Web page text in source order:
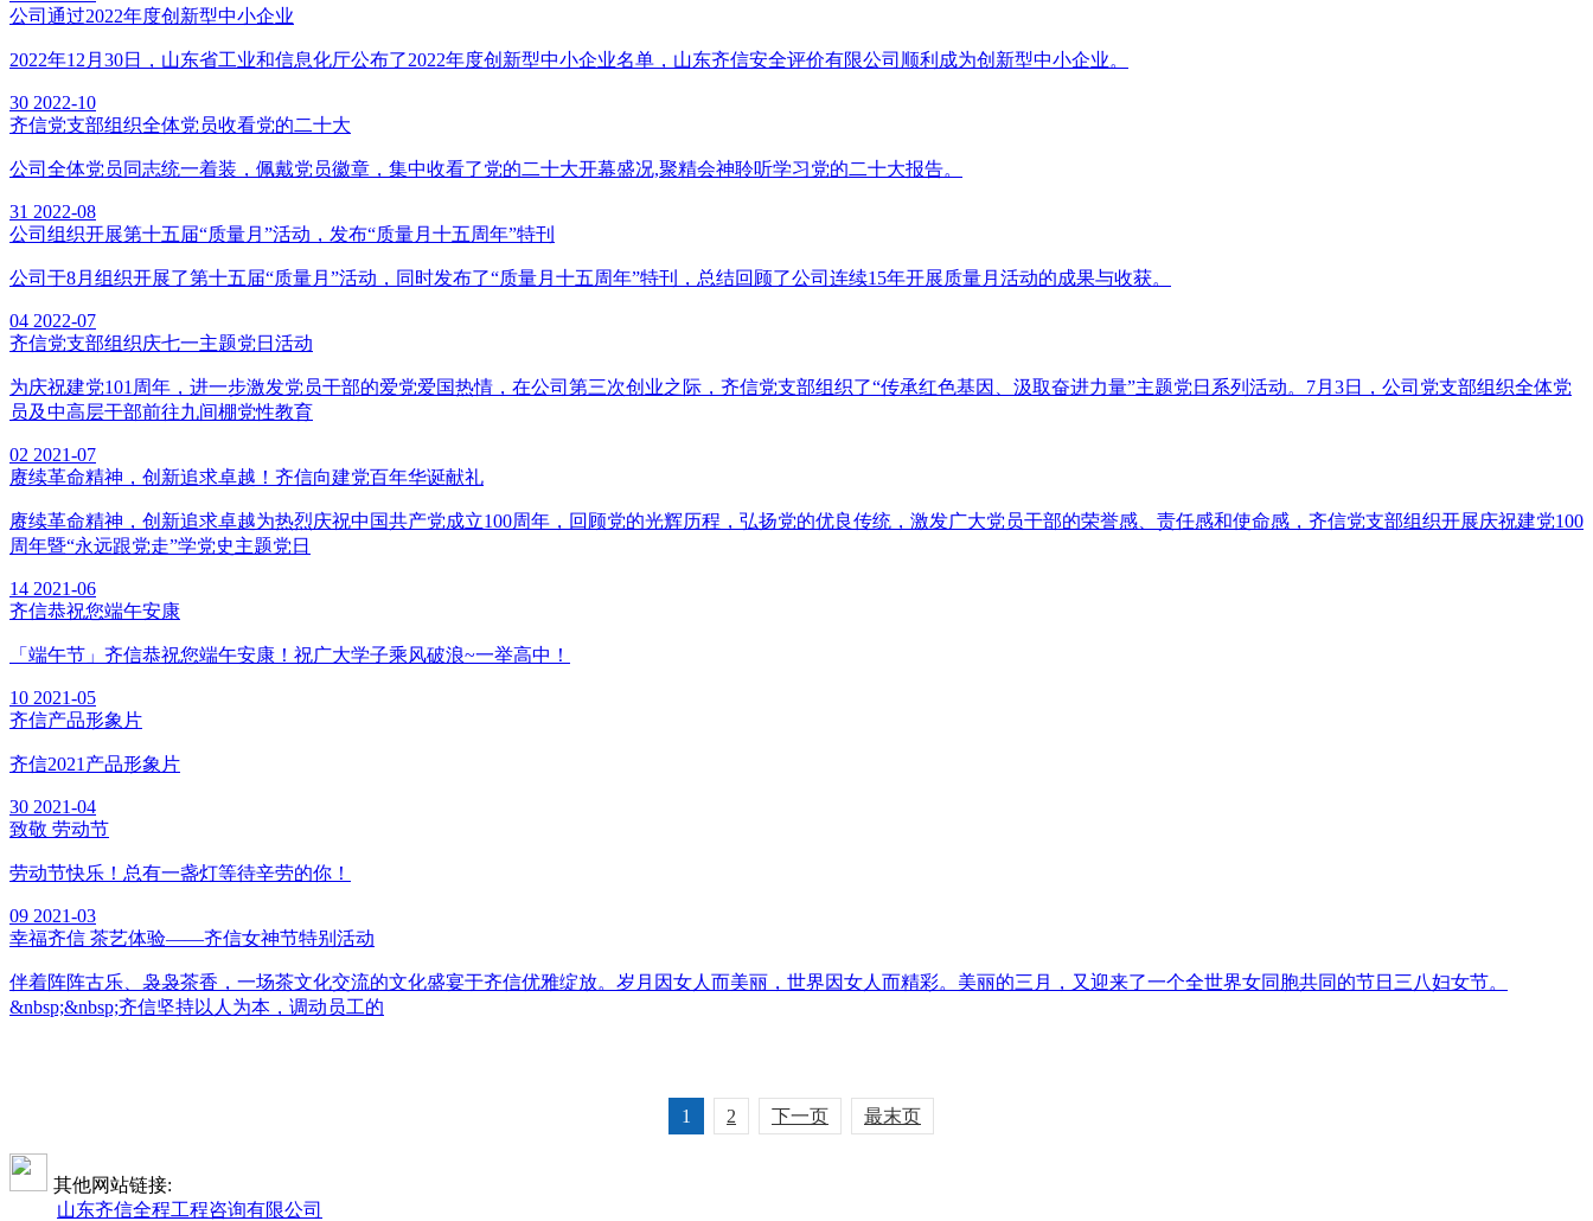
公司通过2022年度创新型中小企业
2022年12月30日，山东省工业和信息化厅公布了2022年度创新型中小企业名单，山东齐信安全评价有限公司顺利成为创新型中小企业。
30 2022-10
齐信党支部组织全体党员收看党的二十大
公司全体党员同志统一着装，佩戴党员徽章，集中收看了党的二十大开幕盛况,聚精会神聆听学习党的二十大报告。
31 2022-08
公司组织开展第十五届“质量月”活动，发布“质量月十五周年”特刊
公司于8月组织开展了第十五届“质量月”活动，同时发布了“质量月十五周年”特刊，总结回顾了公司连续15年开展质量月活动的成果与收获。
04 2022-07
齐信党支部组织庆七一主题党日活动
为庆祝建党101周年，进一步激发党员干部的爱党爱国热情，在公司第三次创业之际，齐信党支部组织了“传承红色基因、汲取奋进力量”主题党日系列活动。7月3日，公司党支部组织全体党
员及中高层干部前往九间棚党性教育
02 2021-07
赓续革命精神，创新追求卓越！齐信向建党百年华诞献礼
赓续革命精神，创新追求卓越为热烈庆祝中国共产党成立100周年，回顾党的光辉历程，弘扬党的优良传统，激发广大党员干部的荣誉感、责任感和使命感，齐信党支部组织开展庆祝建党100
周年暨“永远跟党走”学党史主题党日
14 2021-06
齐信恭祝您端午安康
「端午节」齐信恭祝您端午安康！祝广大学子乘风破浪~一举高中！
10 2021-05
齐信产品形象片
齐信2021产品形象片
30 2021-04
致敬 劳动节
劳动节快乐！总有一盏灯等待辛劳的你！
09 2021-03
幸福齐信 茶艺体验——齐信女神节特别活动
伴着阵阵古乐、袅袅茶香，一场茶文化交流的文化盛宴于齐信优雅绽放。岁月因女人而美丽，世界因女人而精彩。美丽的三月，又迎来了一个全世界女同胞共同的节日三八妇女节。
&nbsp;&nbsp;齐信坚持以人为本，调动员工的
1 2 下一页 最末页
其他网站链接:
山东齐信全程工程咨询有限公司